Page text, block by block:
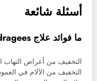
أسئلة شائعة
ما فوائد علاج Reparil dragees؟
التخفيف من أعراض التهاب
التخفيف من الآلام في